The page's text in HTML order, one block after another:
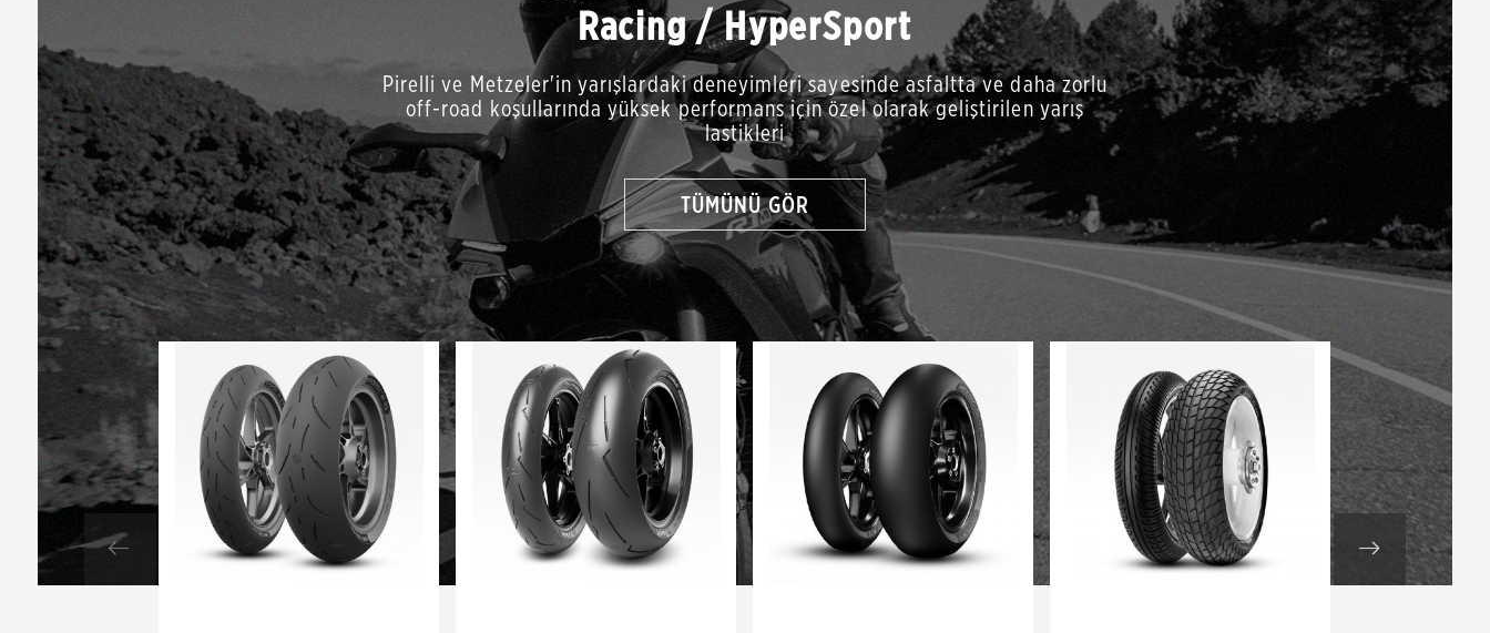
Racing / HyperSport
Pirelli ve Metzeler'in yarışlardaki deneyimleri sayesinde asfaltta ve daha zorlu
off-road koşullarında yüksek performans için özel olarak geliştirilen yarış
lastikleri
TÜMÜNÜ GÖR